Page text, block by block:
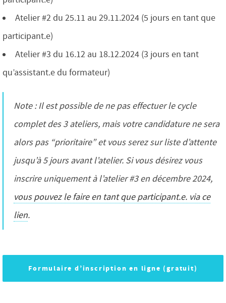
Atelier #2 du 25.11 au 29.11.2024 (5 jours en tant que
participant.e)
Atelier #3 du 16.12 au 18.12.2024 (3 jours en tant
qu’assistant.e du formateur)
Note : Il est possible de ne pas effectuer le cycle
complet des 3 ateliers, mais votre candidature ne sera
alors pas “prioritaire” et vous serez sur liste d’attente
jusqu’à 5 jours avant l’atelier. Si vous désirez vous
inscrire uniquement à l’atelier #3 en décembre 2024,
vous pouvez le faire en tant que participant.e. via ce
lien.
Formulaire d’inscription en ligne (gratuit)